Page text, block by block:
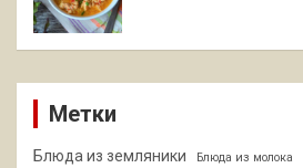
Метки
Блюда из земляники Блюда из молока